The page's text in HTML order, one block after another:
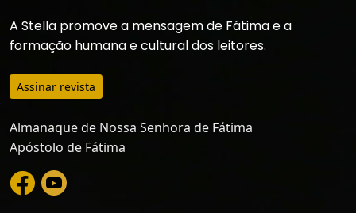
A Stella promove a mensagem de Fátima e a
formação humana e cultural dos leitores.
Assinar revista
Almanaque de Nossa Senhora de Fátima
Apóstolo de Fátima